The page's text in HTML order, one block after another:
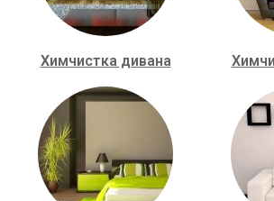
Химчистка дивана